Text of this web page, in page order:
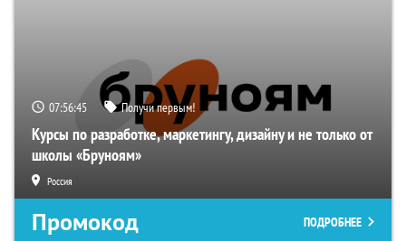
07:56:44 Получи первым!
Курсы по разработке, маркетингу, дизайну и не только от
школы «Бруноям»
Россия
Промокод ПОДРОБНЕЕ